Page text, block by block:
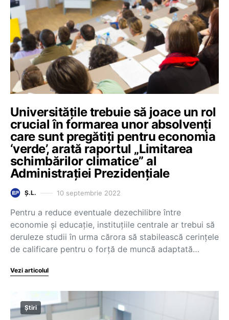
Universitățile trebuie să joace un rol
crucial în formarea unor absolvenți
care sunt pregătiți pentru economia
‘verde’, arată raportul „Limitarea
schimbărilor climatice” al
Administrației Prezidențiale
Ș.L. 10 septembrie 2022
Pentru a reduce eventuale dezechilibre între
economie și educație, instituțiile centrale ar trebui să
deruleze studii în urma cărora să stabilească cerințele
de calificare pentru o forță de muncă adaptată…
Vezi articolul
Știri